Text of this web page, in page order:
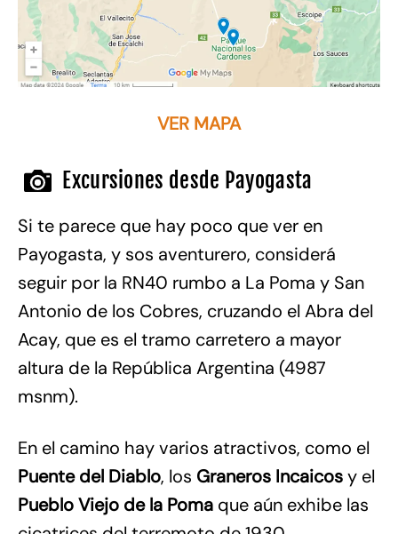
VER MAPA
Excursiones desde Payogasta
Si te parece que hay poco que ver en
Payogasta, y sos aventurero, considerá
seguir por la RN40 rumbo a La Poma y San
Antonio de los Cobres, cruzando el Abra del
Acay, que es el tramo carretero a mayor
altura de la República Argentina (4987
msnm).
En el camino hay varios atractivos, como el
Puente del Diablo, los Graneros Incaicosy el
Pueblo Viejo de la Poma que aún exhibe las